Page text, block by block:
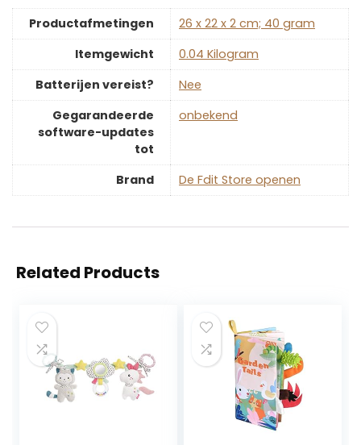
Productafmetingen
‎26 x 22 x 2 cm; 40 gram
Itemgewicht
‎0.04 Kilogram
Batterijen vereist?
‎Nee
Gegarandeerde
software-updates
tot
‎onbekend
Brand De Fdit Store openen
Related Products